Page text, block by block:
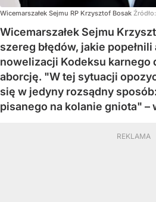
Wicemarszałek Sejmu RP Krzysztof Bosak Źródło:
Wicemarszałek Sejmu
szereg błędów, jakie
nowelizacji Kodeksu karnego
aborcję. "W tej sytuacji
się w jedyny rozsądny
pisanego na kolanie gniota" –